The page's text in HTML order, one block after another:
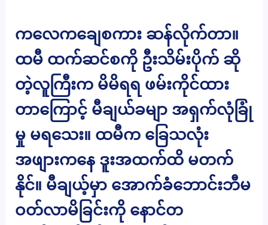
ကလေကချေစကား ဆန်လိုက်တာ။
ထမီ ထက်ဆင်စကို ဦးသိမ်းပိုက် ဆို
တဲ့လူကြီးက မိမိရရ ဖမ်းကိုင်ထား
တာကြောင့် မီချယ်ခမျာ အရှက်လုံခြုံ
မှု မရသေး။ ထမီက ခြေသလုံး
အဖျားကနေ ဒူးအထက်ထိ မတက်
နိုင်။ မီချယ့်မှာ အောက်ခံဘောင်းဘီမ
ဝတ်လာမိခြင်းကို နောင်တ